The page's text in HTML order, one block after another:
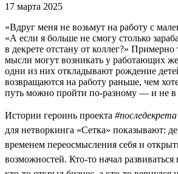
17 марта 2025
«Вдруг меня не возьмут на работу с
«А если я больше не смогу столько
в декрете отстану от коллег?»
мысли могут возникать у работающих
одни из них откладывают рождение
возвращаются на работу раньше, чем
путь можно пройти по-разному — и не в
Истории героинь проекта #последекрета
для нетворкинга «Сетка» показывают:
временем переосмысления себя и
возможностей. Кто-то начал